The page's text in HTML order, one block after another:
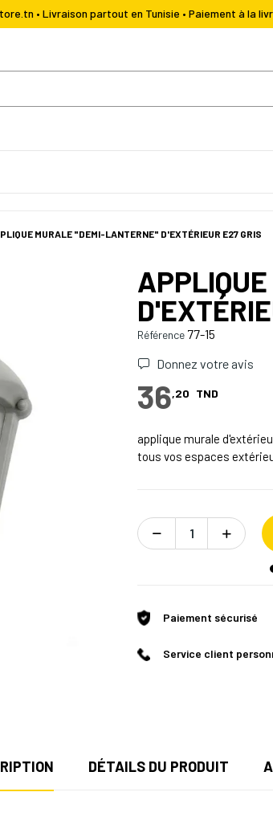
• Livraison partout en Tunisie • Paiement à la
MURALE "DEMI-LANTERNE" D'EXTÉRIEUR E27 GRIS
Référence 77-15
Donnez votre avis
36,20 TND
applique murale
tous vos espaces
Paiement sécurisé
Service client
DÉTAILS DU PRODUIT